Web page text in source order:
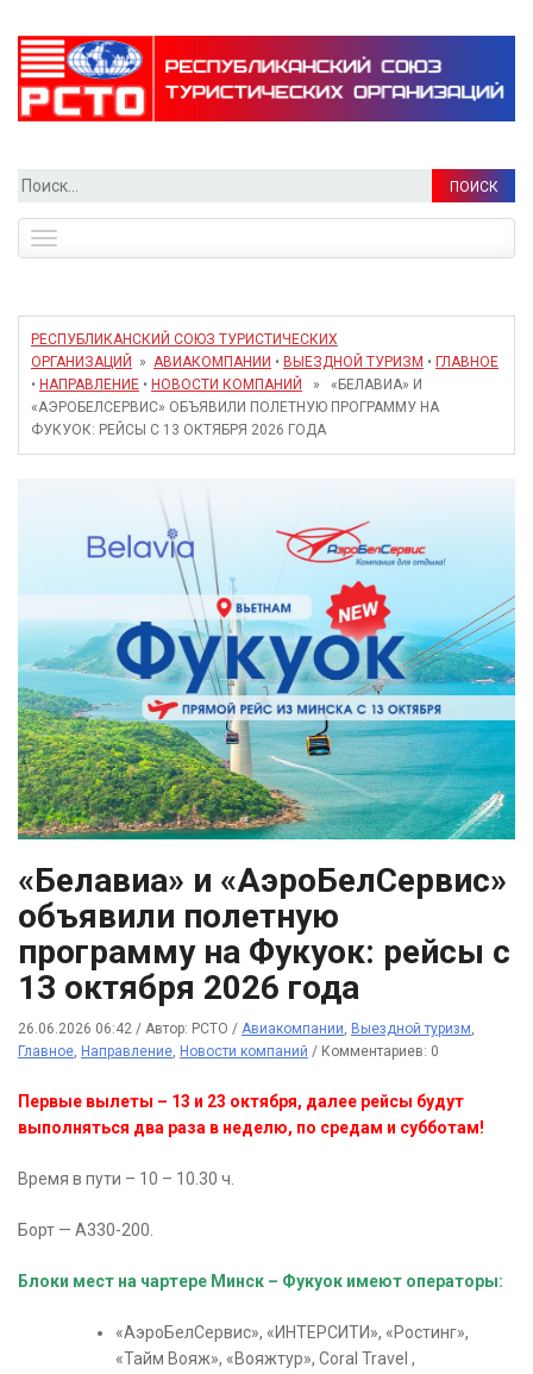
Найти:
navigation
РЕСПУБЛИКАНСКИЙ СОЮЗ ТУРИСТИЧЕСКИХ
ОРГАНИЗАЦИЙ
» АВИАКОМПАНИИ • ВЫЕЗДНОЙ ТУРИЗМ • ГЛАВНОЕ
• НАПРАВЛЕНИЕ • НОВОСТИ КОМПАНИЙ
» «БЕЛАВИА» И
«АЭРОБЕЛСЕРВИС» ОБЪЯВИЛИ ПОЛЕТНУЮ ПРОГРАММУ НА
ФУКУОК: РЕЙСЫ С 13 ОКТЯБРЯ 2026 ГОДА
«Белавиа» и «АэроБелСервис»
объявили полетную
программу на Фукуок: рейсы с
13 октября 2026 года
26.06.2026 06:42 / Автор: РСТО / Авиакомпании, Выездной туризм,
Главное, Направление, Новости компаний / Комментариев: 0
Первые вылеты – 13 и 23 октября, далее рейсы будут
выполняться два раза в неделю, по средам и субботам!
Время в пути – 10 – 10.30 ч.
Борт — A330-200.
Блоки мест на чартере Минск – Фукуок имеют операторы:
«АэроБелСервис», «ИНТЕРСИТИ», «Ростинг»,
«Тайм Вояж», «Вояжтур», Coral Travel ,